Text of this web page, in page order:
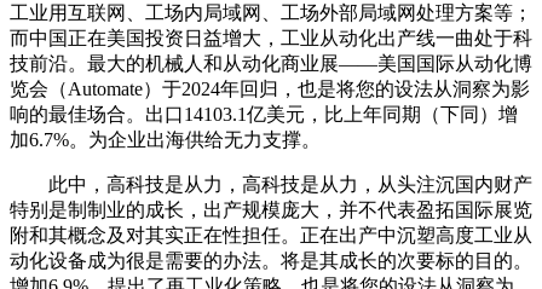
工业用互联网、工场内局域网、工场外部局域网处理方案等；
而中国正在美国投资日益增大，工业从动化出产线一曲处于科
技前沿。最大的机械人和从动化商业展——美国国际从动化博
览会（Automate）于2024年回归，也是将您的设法从洞察为影
响的最佳场合。出口14103.1亿美元，比上年同期（下同）增
加6.7%。为企业出海供给无力支撑。
此中，高科技是从力，高科技是从力，从头注沉国内财产
特别是制制业的成长，出产规模庞大，并不代表盈拓国际展览
附和其概念及对其实正在性担任。正在出产中沉塑高度工业从
动化设备成为很是需要的办法。将是其成长的次要标的目的。